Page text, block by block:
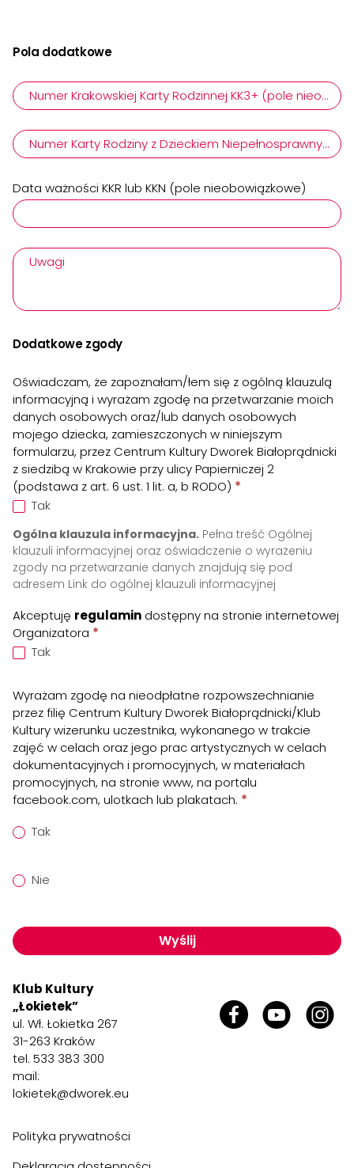
Pola dodatkowe
Numer Krakowskiej Karty Rodzinnej KK3+ (pole
Numer Karty Rodziny z Dzieckiem Niepełnosprawnym
Data ważności KKR lub KKN (pole nieobowiązkowe)
Uwagi
Dodatkowe zgody
Oświadczam, że zapoznałam/łem się z ogólną klauzulą
informacyjną i wyrażam zgodę na przetwarzanie moich
danych osobowych oraz/lub danych osobowych
mojego dziecka, zamieszczonych w niniejszym
formularzu, przez Centrum Kultury Dworek Białoprądnicki
z siedzibą w Krakowie przy ulicy Papierniczej 2
(podstawa z art. 6 ust. 1 lit. a, b RODO) *
Tak
Ogólna klauzula informacyjna. Pełna treść Ogólnej
klauzuli informacyjnej oraz oświadczenie o wyrażeniu
zgody na przetwarzanie danych znajdują się pod
adresem Link do ogólnej klauzuli informacyjnej
Akceptuję regulamin dostępny na stronie internetowej
Organizatora *
Tak
Wyrażam zgodę na nieodpłatne rozpowszechnianie
przez filię Centrum Kultury Dworek Białoprądnicki/Klub
Kultury wizerunku uczestnika, wykonanego w trakcie
zajęć w celach oraz jego prac artystycznych w celach
dokumentacyjnych i promocyjnych, w materiałach
promocyjnych, na stronie www, na portalu
facebook.com, ulotkach lub plakatach. *
Tak
Nie
Wyślij
Klub Kultury
„Łokietek”
ul. Wł. Łokietka 267
31-263 Kraków
tel. 533 383 300
mail:
lokietek@dworek.eu
Polityka prywatności